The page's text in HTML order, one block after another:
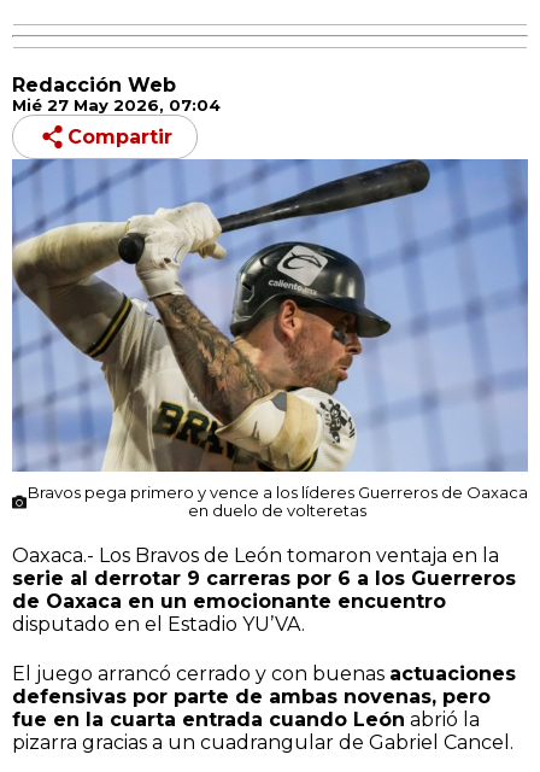
Redacción Web
Mié 27 May 2026, 07:04
Compartir
Bravos pega primero y vence a los líderes Guerreros de Oaxaca
en duelo de volteretas
Oaxaca.- Los Bravos de León tomaron ventaja en la
serie al derrotar 9 carreras por 6 a los Guerreros
de Oaxaca en un emocionante encuentro
disputado en el Estadio YU’VA.
El juego arrancó cerrado y con buenas actuaciones
defensivas por parte de ambas novenas, pero
fue en la cuarta entrada cuando León abrió la
pizarra gracias a un cuadrangular de Gabriel Cancel.